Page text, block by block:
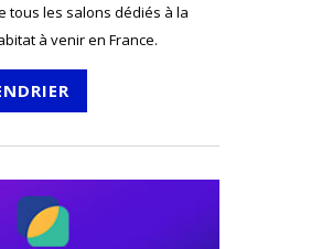
tous les salons dédiés à la
à venir en France.